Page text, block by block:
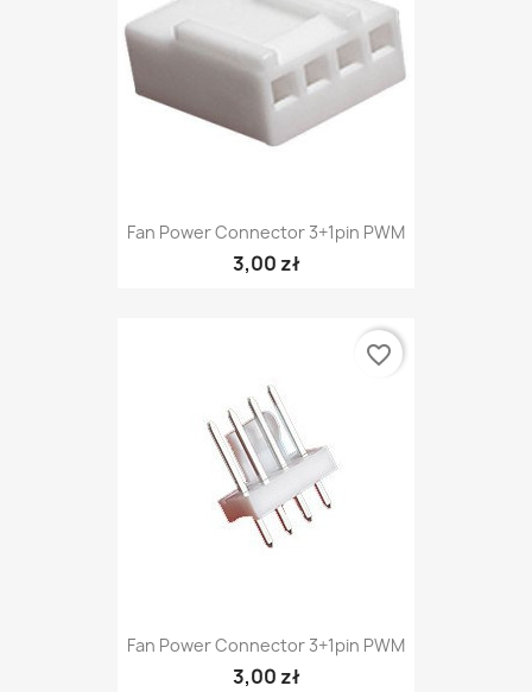
Fan Power Connector 3+1pin PWM
3,00 zł
Fan Power Connector 3+1pin PWM
3,00 zł
favorite_border